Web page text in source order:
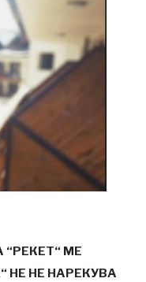
МЕ
НЕ НЕ НАРЕКУВА